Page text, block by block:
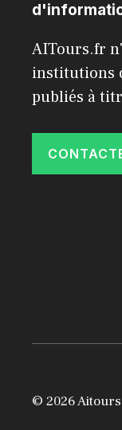
AITours.fr
institutions
publiés à
© 2026 Aitours